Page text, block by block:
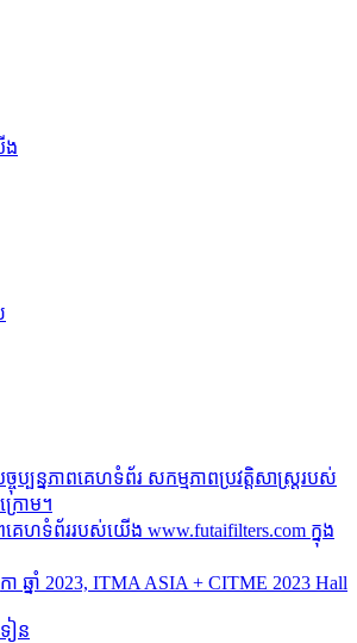
ង
ប្បន្នភាពគេហទំព័រ សកម្មភាពប្រវត្តិសាស្ត្ររបស់
រោម។
ាពគេហទំព័ររបស់យើង www.futaifilters.com ក្នុង
ឆិកា ឆ្នាំ 2023, ITMA ASIA + CITME 2023 Hall
ៀន